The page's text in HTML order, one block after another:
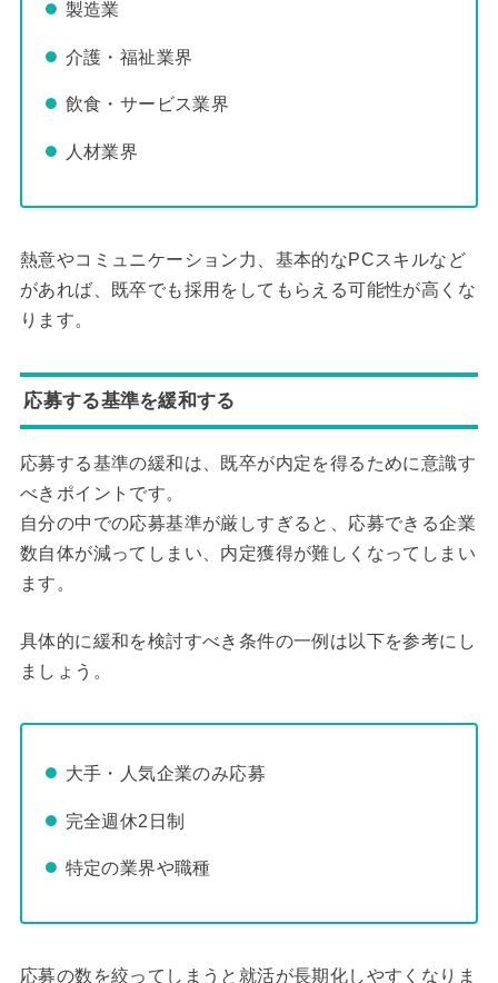
製造業
介護・福祉業界
飲食・サービス業界
人材業界
熱意やコミュニケーション力、基本的なPCスキルなど
があれば、既卒でも採用をしてもらえる可能性が高くな
ります。
応募する基準を緩和する
応募する基準の緩和は、既卒が内定を得るために意識す
べきポイントです。
自分の中での応募基準が厳しすぎると、応募できる企業
数自体が減ってしまい、内定獲得が難しくなってしまい
ます。
具体的に緩和を検討すべき条件の一例は以下を参考にし
ましょう。
大手・人気企業のみ応募
完全週休2日制
特定の業界や職種
応募の数を絞ってしまうと就活が長期化しやすくなりま